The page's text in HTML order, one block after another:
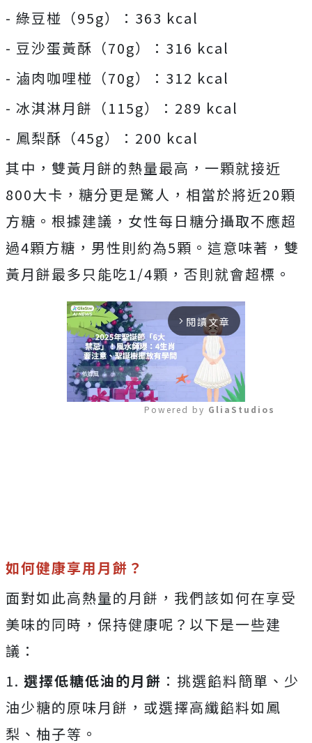
- 綠豆椪（95g）：363 kcal
- 豆沙蛋黃酥（70g）：316 kcal
- 滷肉咖哩椪（70g）：312 kcal
- 冰淇淋月餅（115g）：289 kcal
- 鳳梨酥（45g）：200 kcal
其中，雙黃月餅的熱量最高，一顆就接近
800大卡，糖分更是驚人，相當於將近20顆
方糖。根據建議，女性每日糖分攝取不應超
過4顆方糖，男性則約為5顆。這意味著，雙
黃月餅最多只能吃1/4顆，否則就會超標。
arrow_forward_ios 閱讀文章
Powered by GliaStudios
如何健康享用月餅？
面對如此高熱量的月餅，我們該如何在享受
美味的同時，保持健康呢？以下是一些建
議：
1. 選擇低糖低油的月餅 ：挑選餡料簡單、少
油少糖的原味月餅，或選擇高纖餡料如鳳
梨、柚子等。